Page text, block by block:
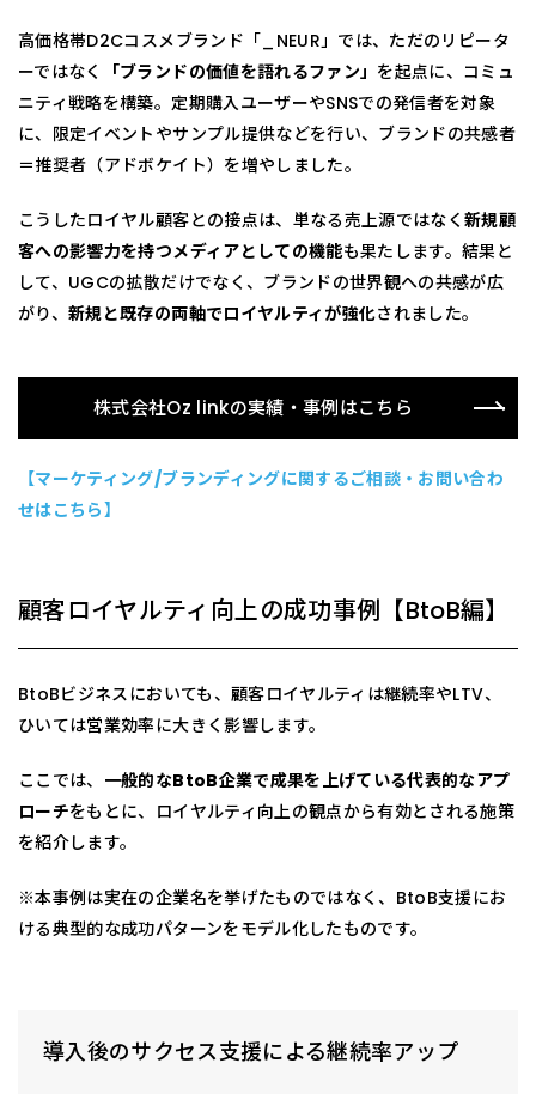
高価格帯D2Cコスメブランド「_NEUR」では、ただのリピータ
ーではなく
「ブランドの価値を語れるファン」 を起点に、コミュ
ニティ戦略を構築。定期購入ユーザーやSNSでの発信者を対象
に、限定イベントやサンプル提供などを行い、ブランドの共感者
＝推奨者（アドボケイト）を増やしました。
こうしたロイヤル顧客との接点は、単なる売上源ではなく新規顧
客への影響力を持つメディアとしての機能も果たします。結果と
して、UGCの拡散だけでなく、ブランドの世界観への共感が広
がり、新規と既存の両軸でロイヤルティが強化されました。
株式会社Oz linkの実績・事例はこちら
【マーケティング/ブランディングに関するご相談・お問い合わ
せはこちら】
顧客ロイヤルティ向上の成功事例【BtoB編】
BtoBビジネスにおいても、顧客ロイヤルティは継続率やLTV、
ひいては営業効率に大きく影響します。
ここでは、 一般的なBtoB企業で成果を上げている代表的なアプ
ローチをもとに、ロイヤルティ向上の観点から有効とされる施策
を紹介します。
※本事例は実在の企業名を挙げたものではなく、BtoB支援にお
ける典型的な成功パターンをモデル化したものです。
導入後のサクセス支援による継続率アップ